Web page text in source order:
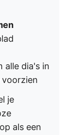
alle dia's in
je
als een